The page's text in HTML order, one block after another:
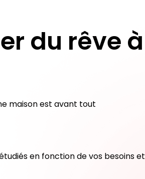
du rêve à
maison est avant tout
en fonction de vos besoins et